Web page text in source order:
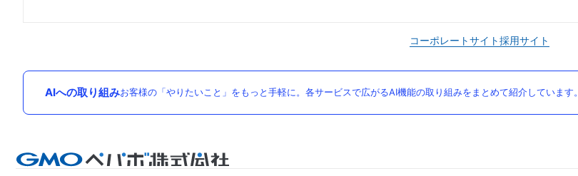
コーポレートサイト採用サイト
AIへの取り組みお客様の「やりたいこと」をもっと手軽に。各サービスで広がるAI機能の取り組みをまとめて紹介しています。